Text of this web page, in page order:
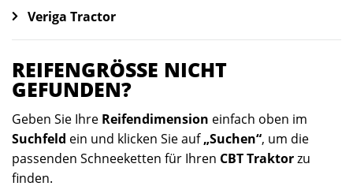
Veriga Tractor
REIFENGRÖSSE NICHT G
EFUNDEN?
Geben Sie Ihre Reifendimension einfach oben im
Suchfeld ein und klicken Sie auf„Suchen“, um die
passenden Schneeketten für Ihren CBT Traktorzu
finden.